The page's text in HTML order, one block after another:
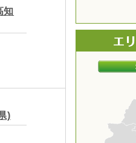
知
)